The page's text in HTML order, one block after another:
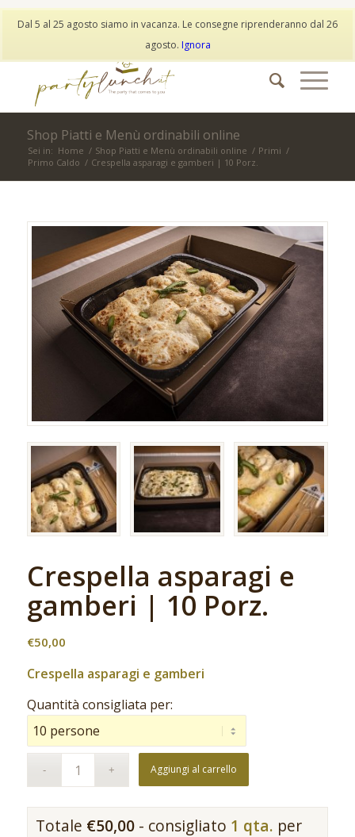
My Account
Wishlist
Shop Piatti e Menù ordinabili online
Sei in: Home / Shop Piatti e Menù ordinabili online / Primi /
Primo Caldo / Crespella asparagi e gamberi | 10 Porz.
Crespella asparagi e
gamberi | 10 Porz.
€50,00
Crespella asparagi e gamberi
Quantità consigliata per:
Aggiungi al carrello
Totale €50,00- consigliato 1 qta. per
Dal 5 al 25 agosto siamo in vacanza. Le consegne riprenderanno dal 26
agosto. Ignora